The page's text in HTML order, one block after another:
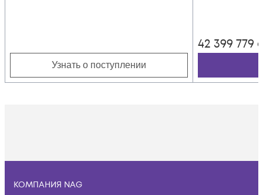
Узнать о поступлении
42 399 779
КОМПАНИЯ NAG